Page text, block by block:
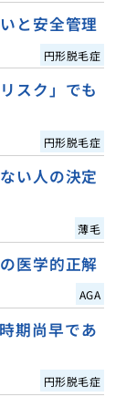
と安全管理
円形脱毛症
スク」でも
円形脱毛症
い人の決定
薄毛
医学的正解
AGA
期尚早であ
円形脱毛症